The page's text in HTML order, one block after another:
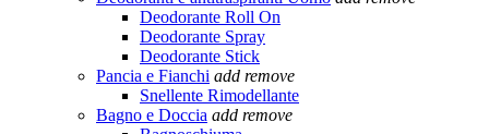
Deodorante Roll On
Deodorante Spray
Deodorante Stick
Pancia e Fianchi add remove
Snellente Rimodellante
Bagno e Doccia add remove